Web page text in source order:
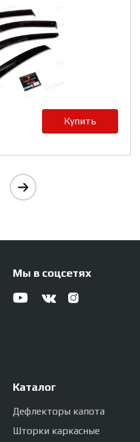
Мы в соцсетях
Каталог
Дефлекторы капота
Шторки каркасные